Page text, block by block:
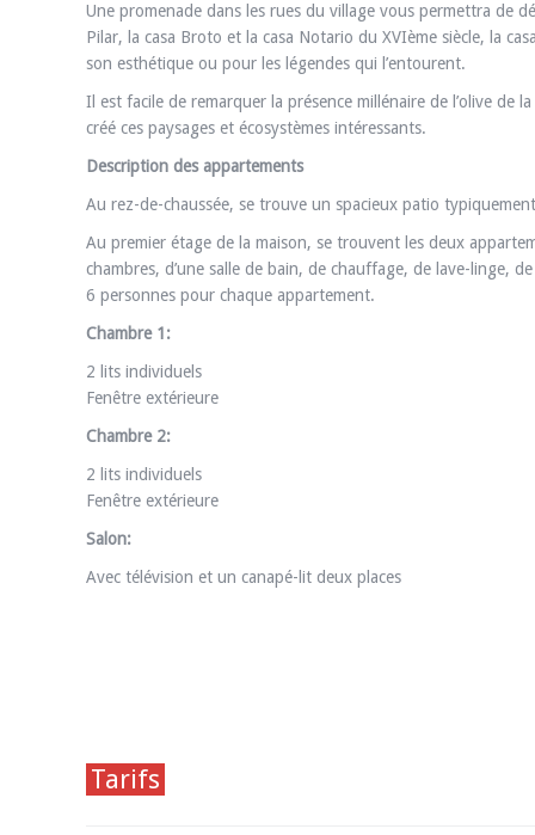
Une promenade dans les rues du village vous permettra de
Pilar, la casa Broto et la casa Notario du XVIème siècle, la
son esthétique ou pour les légendes qui l’entourent.
Il est facile de remarquer la présence millénaire de l’olive de
créé ces paysages et écosystèmes intéressants.
Description des appartements
Au rez-de-chaussée, se trouve un spacieux patio
Au premier étage de la maison, se trouvent les deux
chambres, d’une salle de bain, de chauffage, de lave-linge,
6 personnes pour chaque appartement.
Chambre 1:
2 lits individuels
Fenêtre extérieure
Chambre 2:
2 lits individuels
Fenêtre extérieure
Salon:
Avec télévision et un canapé-lit deux places
Tarifs